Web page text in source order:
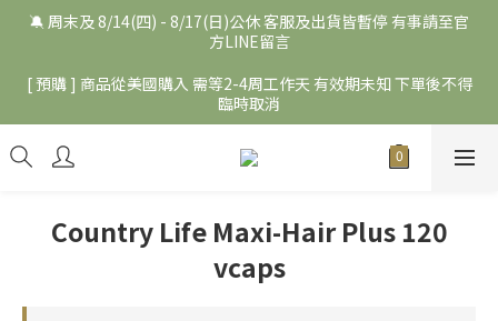
🔕 周末及 8/14(四) - 8/17(日)公休 客服及出貨皆暫停 有事請至官
方LINE留言
[ 預購 ] 商品從美國購入 需等2-4周工作天 有效期未知 下單後不得
臨時取消
Country Life Maxi-Hair Plus 120
vcaps